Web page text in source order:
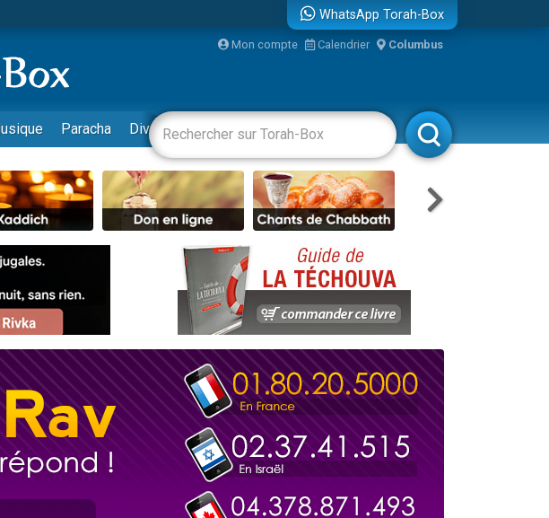
un appartement insalubre
de Yohan
d'Israel
et le Birkat Hamazone à travers le temps
risquent de perdre leur maman
WhatsApp Torah-Box
Mon compte Calendrier Columbus
Paracha Divertissements Livres Rabbanim